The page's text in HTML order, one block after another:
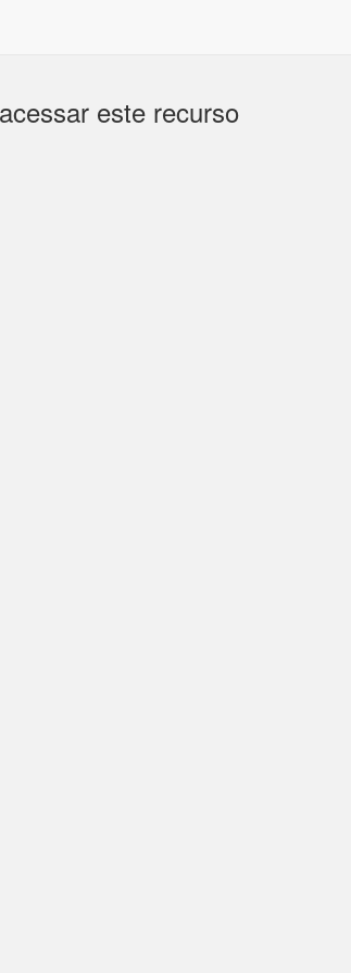
este recurso